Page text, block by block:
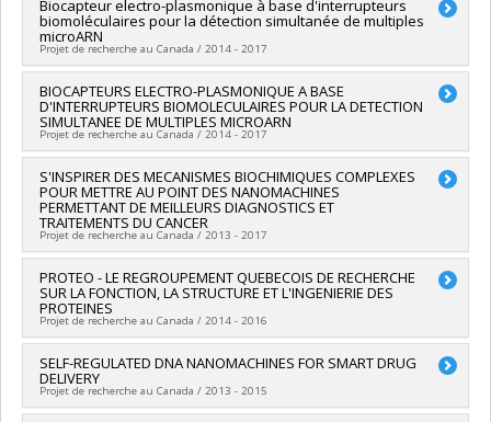
Chercheur principal : Alexis Vallée-Bélisle
Sources de financement :CRSNG/Conseil de recherches en
sciences naturelles et génie du Canada (CRSNG)
Programmes de subvention :PV128974-(EGP) Programme de
subvention d'engagement partenarial
Biocapteur electro-plasmonique à base d'interrupteurs
biomoléculaires pour la détection simultanée de multiples
microARN
Projet de recherche au Canada / 2014 - 2017
Chercheur principal :Michel Meunier
Co-chercheurs :Alexis Vallée-Bélisle
Sources de financement :FRQNT/Fonds de recherche du
Québec - Nature et technologies (FQRNT)
Programmes de subvention : PV113724-(PR) Projets de
recherche en équipe (et possibilité d'équipement la première
année)
BIOCAPTEURS ELECTRO-PLASMONIQUE A BASE
D'INTERRUPTEURS BIOMOLECULAIRES POUR LA DETECTION
SIMULTANEE DE MULTIPLES MICROARN
Projet de recherche au Canada / 2014 - 2017
Chercheur principal :Michel Meunier
Co-chercheurs :Alexis Vallée-Bélisle
Sources de financement :FRQNT/Fonds de recherche du
Québec - Nature et technologies (FQRNT)
Programmes de subvention :PV113724-(PR) Projets de
recherche en équipe (et possibilité d'équipement la première
année)
S'INSPIRER DES MECANISMES BIOCHIMIQUES COMPLEXES
POUR METTRE AU POINT DES NANOMACHINES
PERMETTANT DE MEILLEURS DIAGNOSTICS ET
TRAITEMENTS DU CANCER
Projet de recherche au Canada / 2013 - 2017
Chercheur principal :Alexis Vallée-Bélisle
Sources de financement :FRQS/Fonds de recherche du
Québec - Santé (FRSQ)
Programmes de subvention :PVXXXXXX-Bourse de
chercheur-boursier : Junior 1
PROTEO - LE REGROUPEMENT QUEBECOIS DE RECHERCHE
SUR LA FONCTION, LA STRUCTURE ET L'INGENIERIE DES
PROTEINES
Projet de recherche au Canada / 2014 - 2016
Chercheur principal :Normand Voyer
Co-chercheurs :
Alexis Vallée-Bélisle
Sources de financement :
SELF-REGULATED DNA NANOMACHINES FOR SMART DRUG
DELIVERY
Projet de recherche au Canada / 2013 - 2015